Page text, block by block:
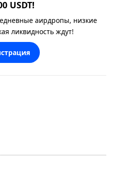
USDT!
аирдропы, низкие
ликвидность ждут!